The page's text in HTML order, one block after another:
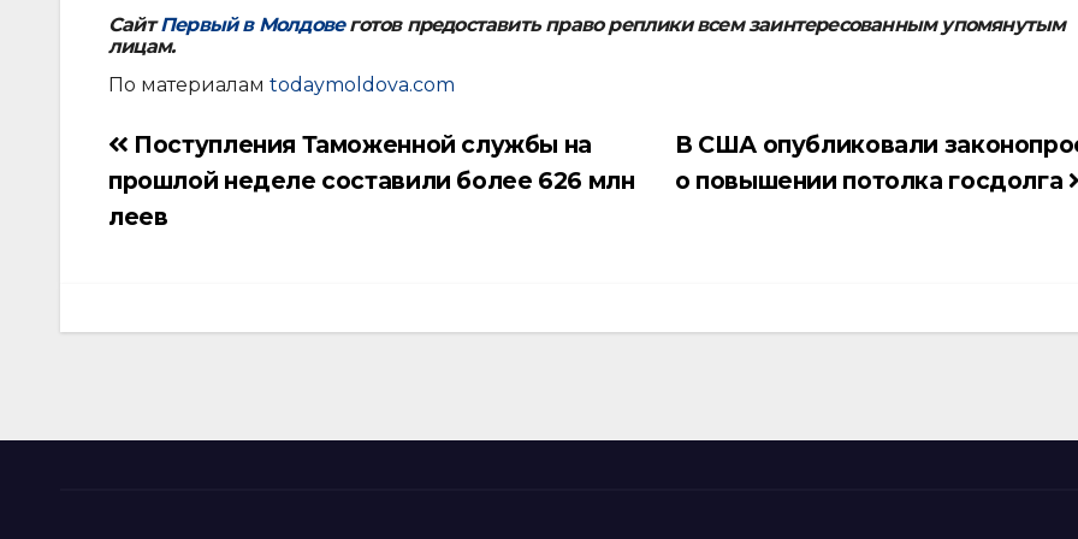
СайтПервый в Молдовеготов предоставить право реплики всем заинтересованным упомянутым
лицам.
По материалам todaymoldova.com
Навигация
по
В США опубликовали
о повышении потолка госдолга
Поступления Таможенной службы на
прошлой неделе составили более 626 млн
леев